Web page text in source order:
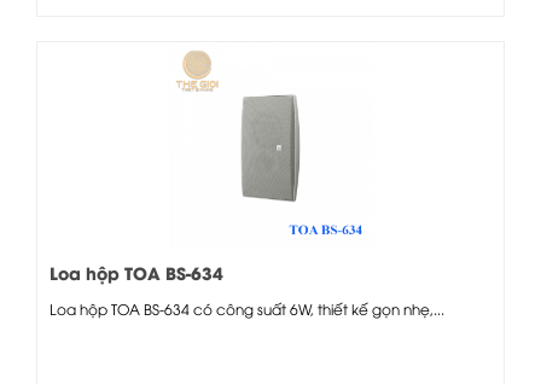
Loa hộp TOA BS-634
Loa hộp TOA BS-634 có công suất 6W, thiết kế gọn nhẹ,...